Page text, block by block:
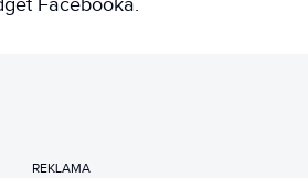
REKLAMA